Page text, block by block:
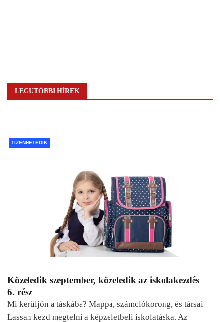
LEGUTÓBBI HÍREK
TIZENHETEDIK
Közeledik szeptember, közeledik az iskolakezdés
6. rész
Mi kerüljön a táskába? Mappa, számolókorong, és társai
Lassan kezd megtelni a képzeletbeli iskolatáska. Az